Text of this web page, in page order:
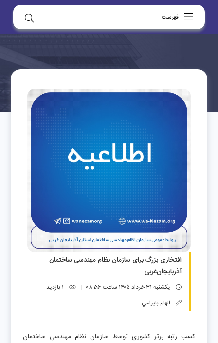
فهرست
افتخاری بزرگ برای سازمان نظام مهندسی ساختمان
آذربایجان‌غربی
یکشنبه ۳۱ خرداد ۱۴۰۵ ساعت 08:56 |
الهام بايرامي
کسب رتبه برتر کشوری توسط سازمان نظام مهندسی ساختمان